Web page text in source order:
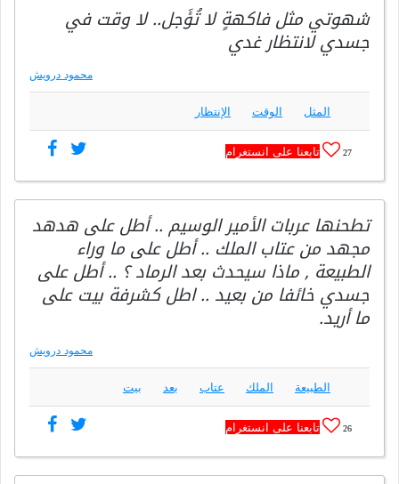
شهوتي مثل فاكهةٍ لا تُؤَجل.. لا وقت في
جسدي لانتظار غدي
محمود درويش
المثل الوقت الإنتظار
27 تابعنا على انستغرام
تطحنها عربات الأمير الوسيم .. أطل على هدهد
مجهد من عتاب الملك .. أطل على ما وراء
الطبيعة , ماذا سيحدث بعد الرماد ؟ .. أطل على
جسدي خائفا من بعيد .. اطل كشرفة بيت على
ما أريد.
محمود درويش
الطبيعة الملك عتاب بعد بيت
26 تابعنا على انستغرام